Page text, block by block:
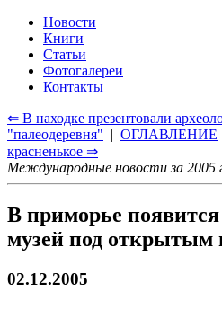
Новости
Книги
Статьи
Фотогалереи
Контакты
⇐ В находке презентовали
"палеодеревня" | ОГЛАВЛЕНИЕ
красненькое ⇒
Международные новости за 2005
В приморье
музей под открытым
02.12.2005